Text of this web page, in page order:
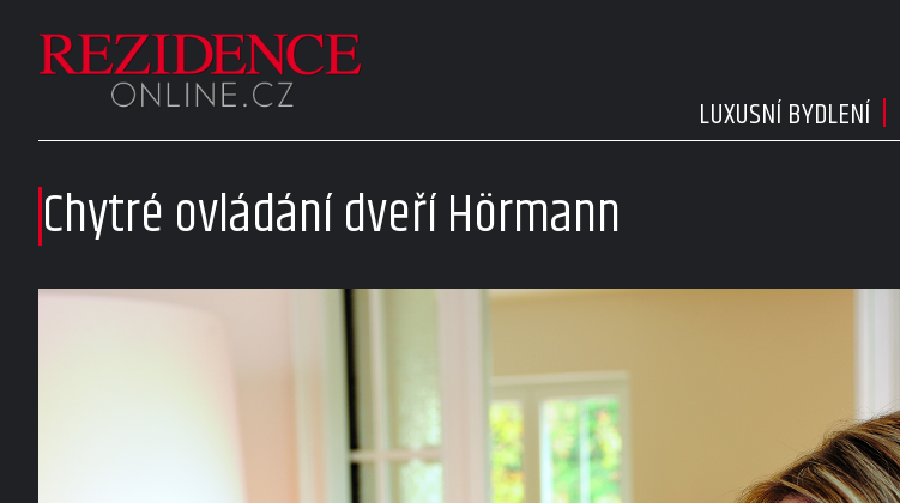
LUXUSNÍ BYDLENÍ
Chytré ovládání dveří Hörmann